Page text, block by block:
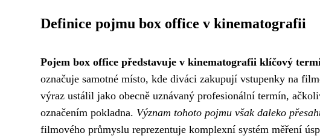
Definice pojmu box office v kinematografii
Pojem box office představuje v kinematografii klíčový
označuje samotné místo, kde diváci zakupují vstupenky na
výraz ustálil jako obecně uznávaný profesionální termín,
označením pokladna. Význam tohoto pojmu však daleko
filmového průmyslu reprezentuje komplexní systém měření